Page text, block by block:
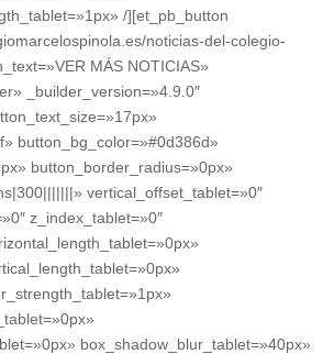
/][et_pb_button
noticias-del-colegio-
MÁS NOTICIAS»
_builder_version=»4.9.0″
button_bg_color=»#0d386d»
button_border_radius=»0px»
vertical_offset_tablet=»0″
z_index_tablet=»0″
box_shadow_blur_tablet=»40px»